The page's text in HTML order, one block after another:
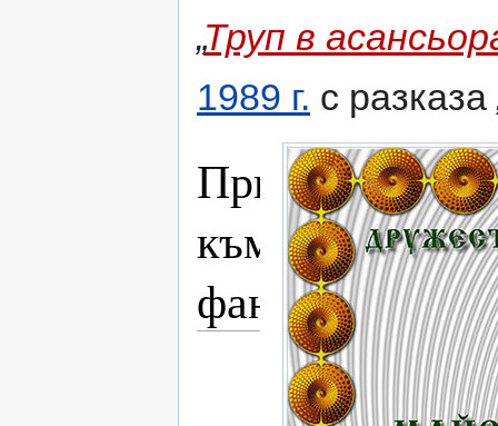
„Труп в
1989 г. с разказа
Приноси
към
фантастиката